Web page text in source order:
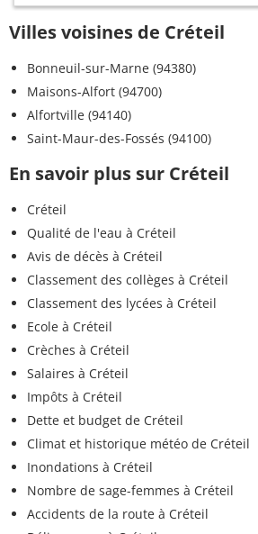
Villes voisines de Créteil
Bonneuil-sur-Marne (94380)
Maisons-Alfort (94700)
Alfortville (94140)
Saint-Maur-des-Fossés (94100)
En savoir plus sur Créteil
Créteil
Qualité de l'eau à Créteil
Avis de décès à Créteil
Classement des collèges à Créteil
Classement des lycées à Créteil
Ecole à Créteil
Crèches à Créteil
Salaires à Créteil
Impôts à Créteil
Dette et budget de Créteil
Climat et historique météo de Créteil
Inondations à Créteil
Nombre de sage-femmes à Créteil
Accidents de la route à Créteil